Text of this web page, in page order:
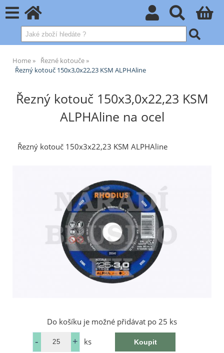
Home
Řezné kotouče
Řezný kotouč 150x3,0x22,23 KSM ALPHAline
Řezný kotouč 150x3,0x22,23 KSM
ALPHAline na ocel
Řezný kotouč 150x3x22,23 KSM ALPHAline
Do košíku je možné přidávat po 25 ks
ks